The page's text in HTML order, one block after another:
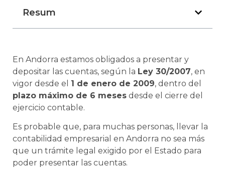
Resum
En Andorra estamos obligados a presentar y
depositar las cuentas, según la Ley 30/2007, en
vigor desde el 1 de enero de 2009, dentro del
plazo máximo de 6 meses desde el cierre del
ejercicio contable.
Es probable que, para muchas personas, llevar la
contabilidad empresarial en Andorra no sea más
que un trámite legal exigido por el Estado para
poder presentar las cuentas.